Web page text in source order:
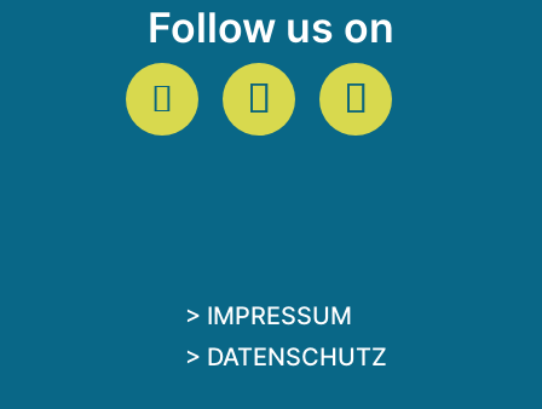
Follow us on
> IMPRESSUM
> DATENSCHUTZ